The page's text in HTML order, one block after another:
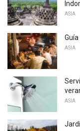
ASIA
ASIA
ASIA